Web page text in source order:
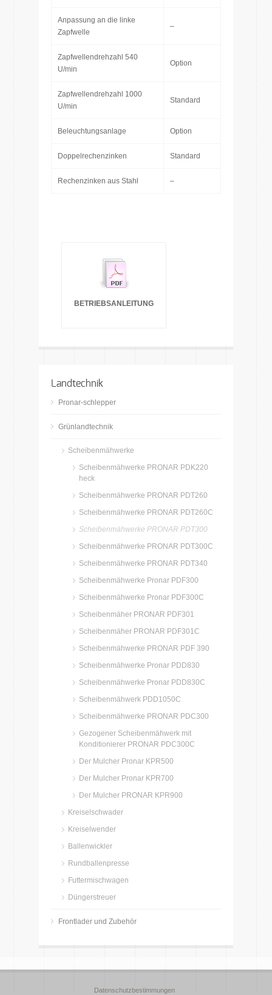
Anpassung an die linke
Zapfwelle
–
Zapfwellendrehzahl 540
U/min
Option
Zapfwellendrehzahl 1000
U/min
Standard
Beleuchtungsanlage Option
Doppelrechenzinken Standard
Rechenzinken aus Stahl –
BETRIEBSANLEITUNG
Landtechnik
Pronar-schlepper
Grünlandtechnik
Scheibenmähwerke
Scheibenmähwerke PRONAR PDK220
heck
Scheibenmähwerke PRONAR PDT260
Scheibenmähwerke PRONAR PDT260C
Scheibenmähwerke PRONAR PDT300
Scheibenmähwerke PRONAR PDT300C
Scheibenmähwerke PRONAR PDT340
Scheibenmähwerke Pronar PDF300
Scheibenmähwerke Pronar PDF300C
Scheibenmäher PRONAR PDF301
Scheibenmäher PRONAR PDF301C
Scheibenmähwerke PRONAR PDF 390
Scheibenmähwerke Pronar PDD830
Scheibenmähwerke Pronar PDD830C
Scheibenmähwerk PDD1050C
Scheibenmähwerke PRONAR PDC300
Gezogener Scheibenmähwerk mit
Konditionierer PRONAR PDC300C
Der Mulcher Pronar KPR500
Der Mulcher Pronar KPR700
Der Mulcher PRONAR KPR900
Kreiselschwader
Kreiselwender
Ballenwickler
Rundballenpresse
Futtermischwagen
Düngerstreuer
Frontlader und Zubehör
Datenschutzbestimmungen